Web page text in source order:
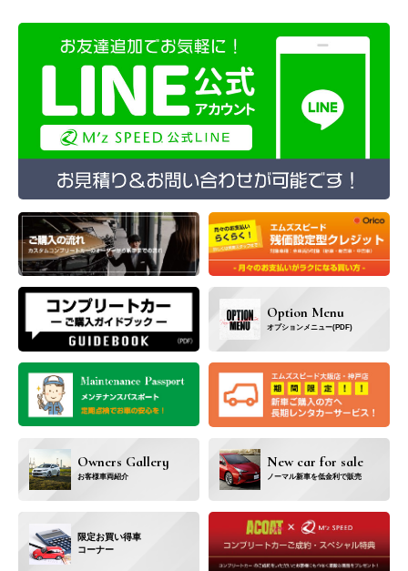
Option Menu
オプションメニュー(PDF)
Owners Gallery
お客様車両紹介
New car for sale
ノーマル新車を低金利で販売
限定お買い得車
コーナー